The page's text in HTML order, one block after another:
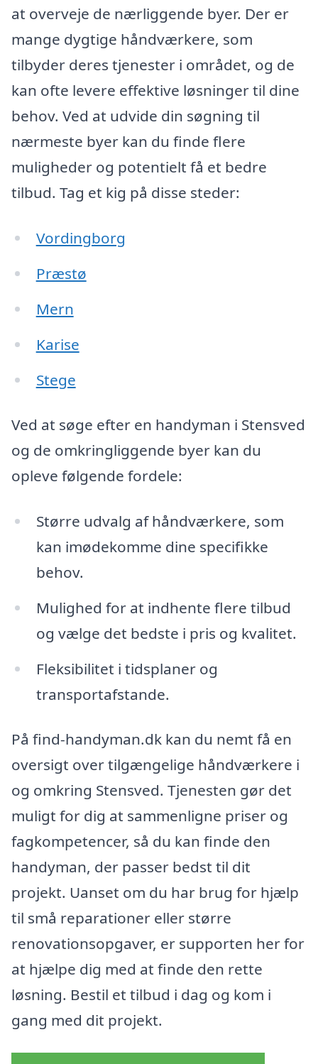
at overveje de nærliggende byer. Der er
mange dygtige håndværkere, som
tilbyder deres tjenester i området, og de
kan ofte levere effektive løsninger til dine
behov. Ved at udvide din søgning til
nærmeste byer kan du finde flere
muligheder og potentielt få et bedre
tilbud. Tag et kig på disse steder:
Vordingborg
Præstø
Mern
Karise
Stege
Ved at søge efter en handyman i Stensved
og de omkringliggende byer kan du
opleve følgende fordele:
Større udvalg af håndværkere, som
kan imødekomme dine specifikke
behov.
Mulighed for at indhente flere tilbud
og vælge det bedste i pris og kvalitet.
Fleksibilitet i tidsplaner og
transportafstande.
På find-handyman.dk kan du nemt få en
oversigt over tilgængelige håndværkere i
og omkring Stensved. Tjenesten gør det
muligt for dig at sammenligne priser og
fagkompetencer, så du kan finde den
handyman, der passer bedst til dit
projekt. Uanset om du har brug for hjælp
til små reparationer eller større
renovationsopgaver, er supporten her for
at hjælpe dig med at finde den rette
løsning. Bestil et tilbud i dag og kom i
gang med dit projekt.